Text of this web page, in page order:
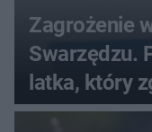
Zagrożenie
Swarzędzu.
latka, który
aucie